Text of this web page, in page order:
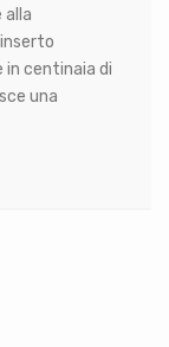
alla
in centinaia di
una